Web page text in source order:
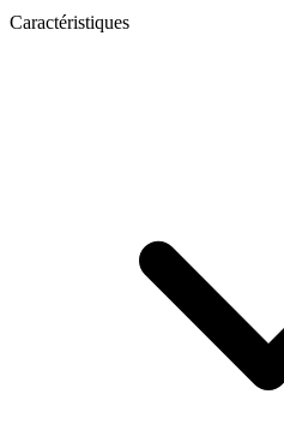
Caractéristiques